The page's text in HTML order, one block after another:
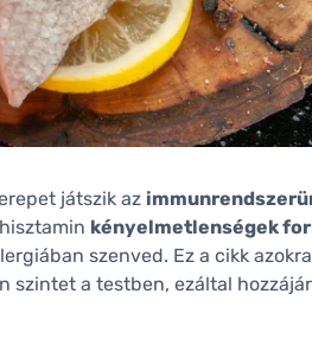
játszik az
kényelmetlenségek
szenved. Ez a cikk
szintet a testben, ezáltal